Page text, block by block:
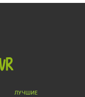
ЛУЧШИЕ